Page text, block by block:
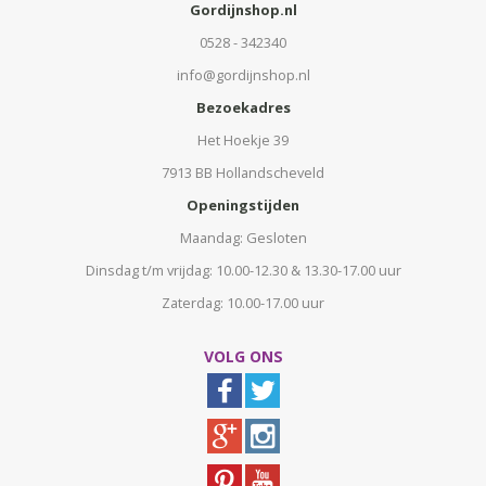
Gordijnshop.nl
0528 - 342340
info@gordijnshop.nl
Bezoekadres
Het Hoekje 39
7913 BB Hollandscheveld
Openingstijden
Maandag: Gesloten
Dinsdag t/m vrijdag: 10.00-12.30 & 13.30-17.00 uur
Zaterdag: 10.00-17.00 uur
VOLG ONS